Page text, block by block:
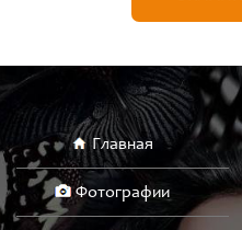
Главная
Фотографии